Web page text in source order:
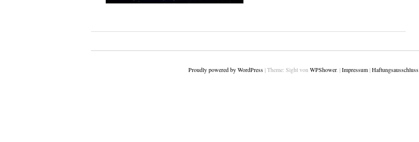
Proudly powered by WordPress |Theme: Sight vonWPShower. |Impressum |Haftungsausschluss